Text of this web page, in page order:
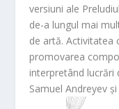
versiuni ale
de-a lungul mai
de artă. Activitatea
promovarea
interpretând lucrări
Samuel Andreyev